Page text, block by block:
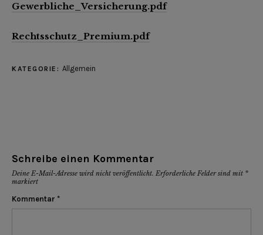
Gewerbliche_Versicherung.pdf
Rechtsschutz_Premium.pdf
KATEGORIE: Allgemein
Schreibe einen Kommentar
Deine E-Mail-Adresse wird nicht veröffentlicht. Erforderliche Felder sind mit *
markiert
Kommentar *